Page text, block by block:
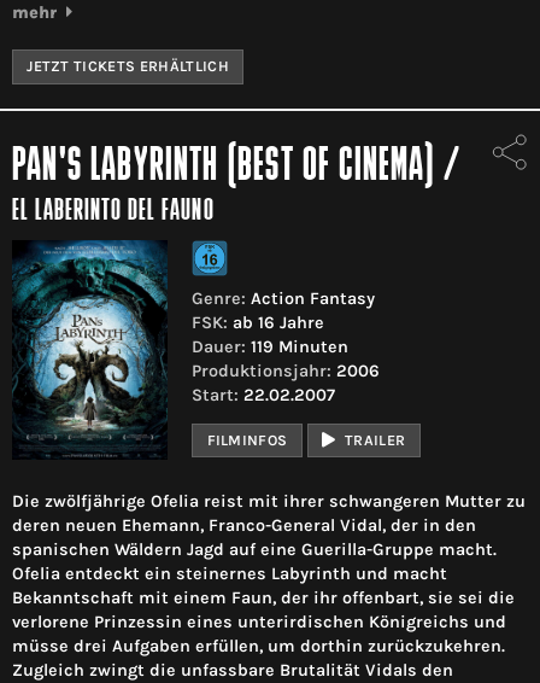
mehr
JETZT TICKETS ERHÄLTLICH
PAN'S LABYRINTH (BEST OF CINEMA) /
EL LABERINTO DEL FAUNO
Genre: Action Fantasy
FSK: ab 16 Jahre
Dauer: 119 Minuten
Produktionsjahr: 2006
Start: 22.02.2007
FILMINFOS TRAILER
Die zwölfjährige Ofelia reist mit ihrer schwangeren Mutter zu
deren neuen Ehemann, Franco-General Vidal, der in den
spanischen Wäldern Jagd auf eine Guerilla-Gruppe macht.
Ofelia entdeckt ein steinernes Labyrinth und macht
Bekanntschaft mit einem Faun, der ihr offenbart, sie sei die
verlorene Prinzessin eines unterirdischen Königreichs und
müsse drei Aufgaben erfüllen, um dorthin zurückzukehren.
Zugleich zwingt die unfassbare Brutalität Vidals den